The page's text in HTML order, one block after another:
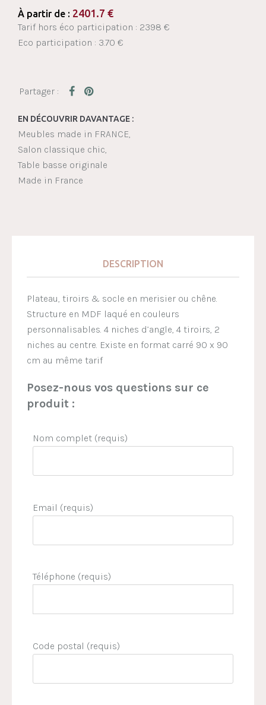
À partir de : 2401.7 €
Tarif hors éco participation : 2398 €
Eco participation : 3.70 €
EN DÉCOUVRIR DAVANTAGE :
Meubles made in FRANCE
Salon classique chic
Table basse originale
Made in France
DESCRIPTION
Plateau, tiroirs & socle en merisier ou chêne.
Structure en MDF laqué en couleurs
personnalisables. 4 niches d’angle, 4 tiroirs, 2
niches au centre. Existe en format carré 90 x 90
cm au même tarif
Posez-nous vos questions sur ce
produit :
Nom complet (requis)
Email (requis)
Téléphone (requis)
Code postal (requis)